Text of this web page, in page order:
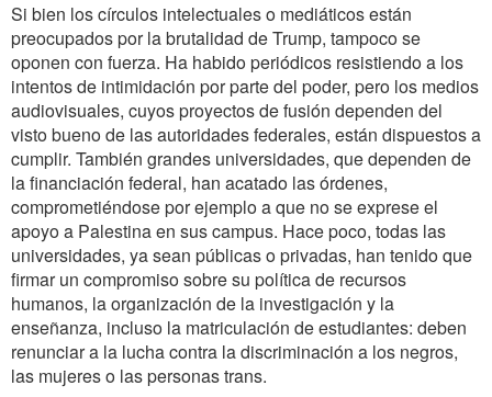
Si bien los círculos intelectuales o mediáticos están
preocupados por la brutalidad de Trump, tampoco se
oponen con fuerza. Ha habido periódicos resistiendo a los
intentos de intimidación por parte del poder, pero los medios
audiovisuales, cuyos proyectos de fusión dependen del
visto bueno de las autoridades federales, están dispuestos a
cumplir. También grandes universidades, que dependen de
la financiación federal, han acatado las órdenes,
comprometiéndose por ejemplo a que no se exprese el
apoyo a Palestina en sus campus. Hace poco, todas las
universidades, ya sean públicas o privadas, han tenido que
firmar un compromiso sobre su política de recursos
humanos, la organización de la investigación y la
enseñanza, incluso la matriculación de estudiantes: deben
renunciar a la lucha contra la discriminación a los negros,
las mujeres o las personas trans.